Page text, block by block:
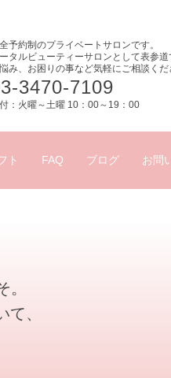
予約制のプライベートサロンです。
ータルビューティーサロンとして表参
み、お困りの事など気軽にご相談くだ
3470-7109
：火曜～土曜 10：00～19：00
ト FAQ ブログ お問
。
、